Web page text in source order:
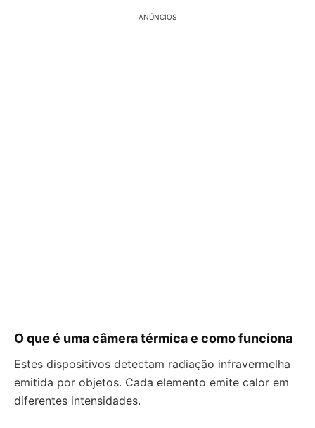
ANÚNCIOS
O que é uma câmera térmica e como funciona
Estes dispositivos detectam radiação infravermelha
emitida por objetos. Cada elemento emite calor em
diferentes intensidades.